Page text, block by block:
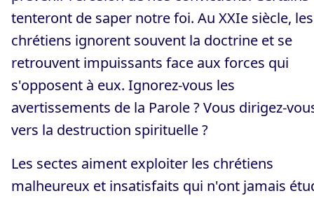
tenteront de saper notre foi. Au XXIe siècle, les
chrétiens ignorent souvent la doctrine et se
retrouvent impuissants face aux forces qui
s'opposent à eux. Ignorez-vous les
avertissements de la Parole ? Vous dirigez-
vers la destruction spirituelle ?
Les sectes aiment exploiter les chrétiens
malheureux et insatisfaits qui n'ont jamais